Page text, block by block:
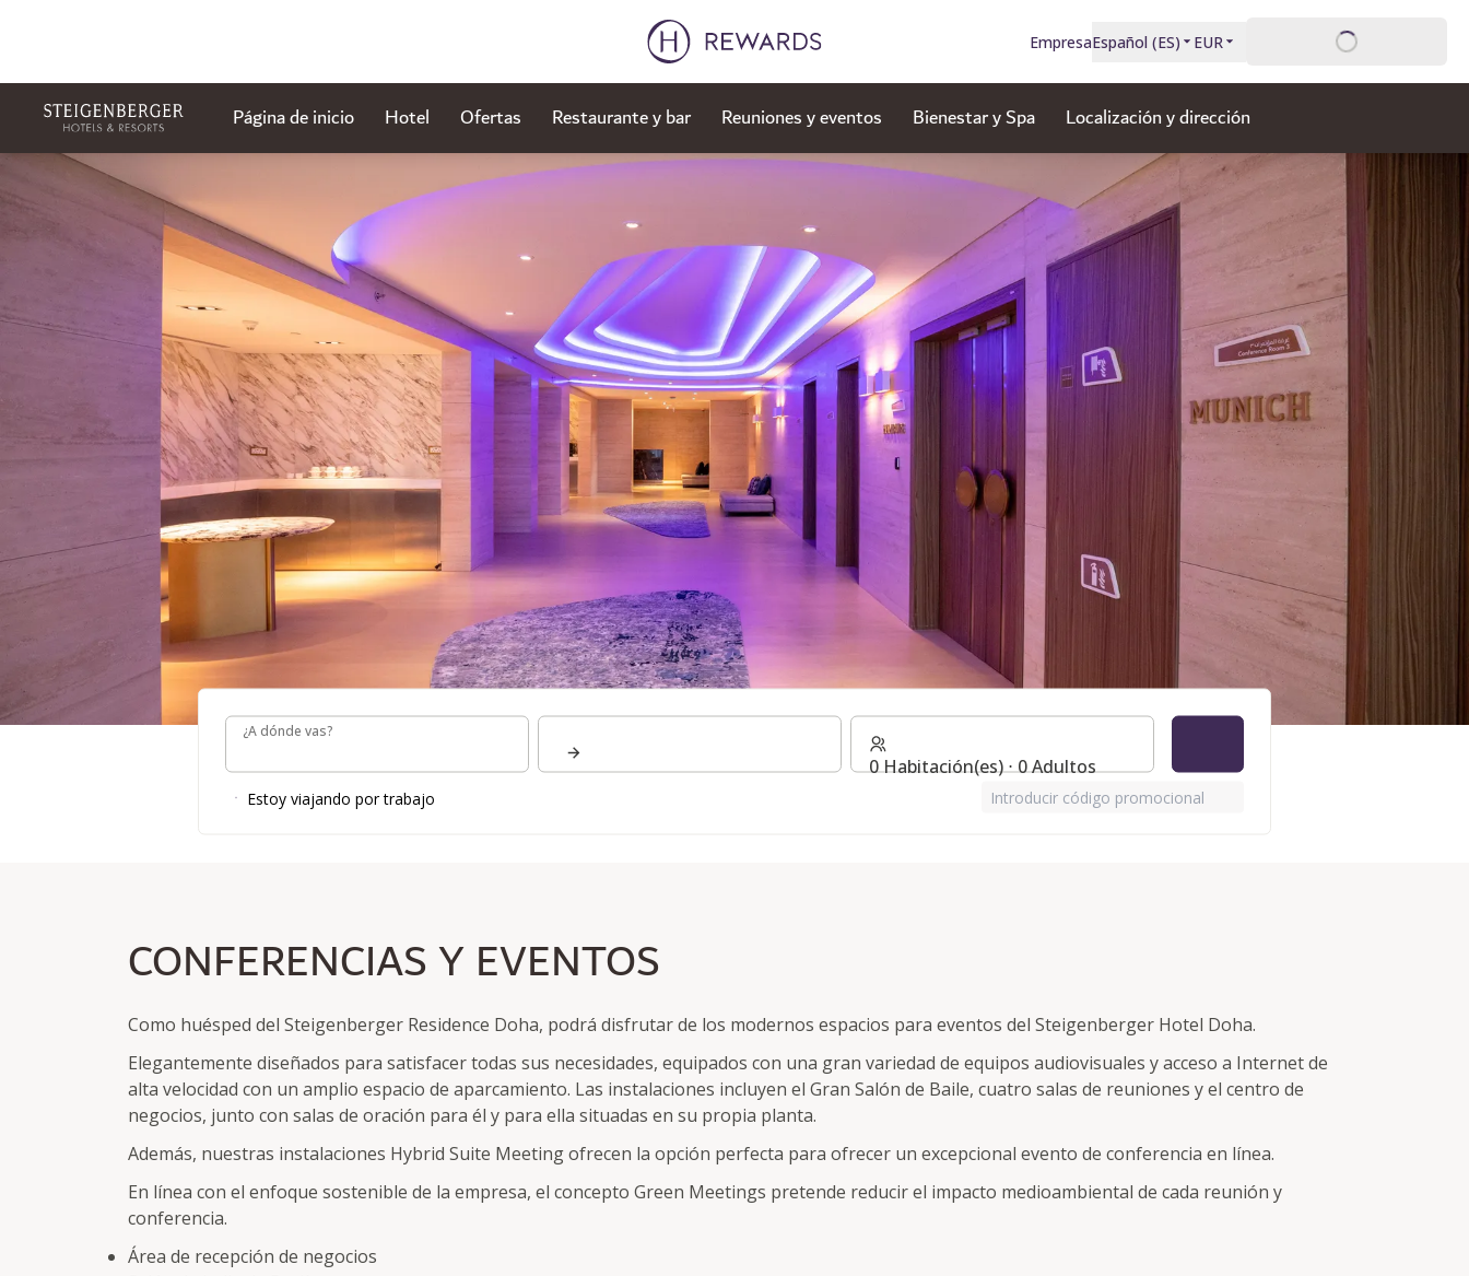
EmpresaEspañol (ES) EUR Inicio de sesión
Página de inicio Hotel Ofertas Restaurante y bar Reuniones y eventos Bienestar y Spa Localización y dirección
Diapositiva 1 de 0
¿A dónde vas?
¿A dónde vas?
0 Habitación(es) ⋅ 0 Adultos
Estoy viajando por trabajo Introducir código promocional
CONFERENCIAS Y EVENTOS
Como huésped del Steigenberger Residence Doha, podrá disfrutar de los modernos espacios para eventos del Steigenberger Hotel Doha.
Elegantemente diseñados para satisfacer todas sus necesidades, equipados con una gran variedad de equipos audiovisuales y acceso a Internet de
alta velocidad con un amplio espacio de aparcamiento. Las instalaciones incluyen el Gran Salón de Baile, cuatro salas de reuniones y el centro de
negocios, junto con salas de oración para él y para ella situadas en su propia planta.
Además, nuestras instalaciones Hybrid Suite Meeting ofrecen la opción perfecta para ofrecer un excepcional evento de conferencia en línea.
En línea con el enfoque sostenible de la empresa, el concepto Green Meetings pretende reducir el impacto medioambiental de cada reunión y
conferencia.
Área de recepción de negocios